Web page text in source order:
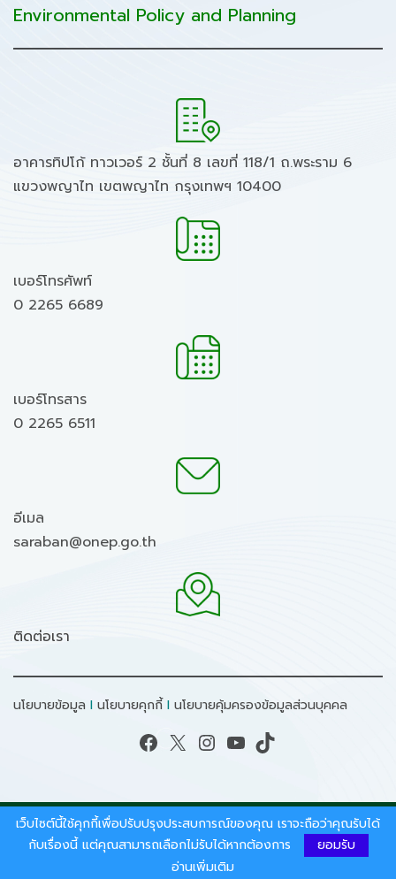
Environmental Policy and Planning
อาคารทิปโก้ ทาวเวอร์ 2 ชั้นที่ 8 เลขที่ 118/1 ถ.พระราม 6
แขวงพญาไท เขตพญาไท กรุงเทพฯ 10400
เบอร์โทรศัพท์
0 2265 6689
เบอร์โทรสาร
0 2265 6511
อีเมล
saraban@onep.go.th
ติดต่อเรา
นโยบายข้อมูล I นโยบายคุกกี้ I นโยบายคุ้มครองข้อมูลส่วนบุคคล
Facebook X Instagram YouTube TikTok
สงวนลิขสิทธิ์ © 2026 - สำนักงานนโยบายและแผน
ทรัพยากรธรรมชาติและสิ่งแวดล้อม.
เว็บไซต์นี้ใช้คุกกี้เพื่อปรับปรุงประสบการณ์ของคุณ เราจะถือว่าคุณรับได้
กับเรื่องนี้ แต่คุณสามารถเลือกไม่รับได้หากต้องการ
ยอมรับ
อ่านเพิ่มเติม